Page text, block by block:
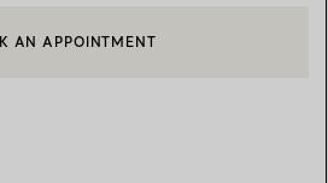
KONTAKTIEREN ODER EINEN
AN APPOINTMENT